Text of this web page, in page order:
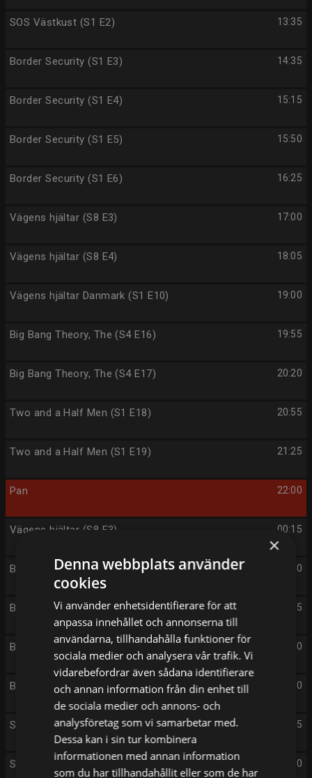
13:35
SOS Västkust (S1 E2)
14:35
Border Security (S1 E3)
15:15
Border Security (S1 E4)
15:50
Border Security (S1 E5)
16:25
Border Security (S1 E6)
17:00
Vägens hjältar (S8 E3)
18:05
Vägens hjältar (S8 E4)
19:00
Vägens hjältar Danmark (S1 E10)
19:55
Big Bang Theory, The (S4 E16)
20:20
Big Bang Theory, The (S4 E17)
20:55
Two and a Half Men (S1 E18)
21:25
Two and a Half Men (S1 E19)
22:00
Pan
00:15
Vägens hjältar (S8 E3)
01:20
Border Security (S1 E3)
01:55
Border Security (S1 E4)
02:30
Border Security (S1 E5)
03:00
Border Security (S1 E6)
03:35
SOS Västkust (S1 E1)
04:40
SOS Västkust (S1 E2)
×
Denna webbplats använder
cookies
Vi använder enhetsidentifierare för att
anpassa innehållet och annonserna till
användarna, tillhandahålla funktioner för
sociala medier och analysera vår trafik. Vi
vidarebefordrar även sådana identifierare
och annan information från din enhet till
de sociala medier och annons- och
analysföretag som vi samarbetar med.
Dessa kan i sin tur kombinera
informationen med annan information
som du har tillhandahållit eller som de har